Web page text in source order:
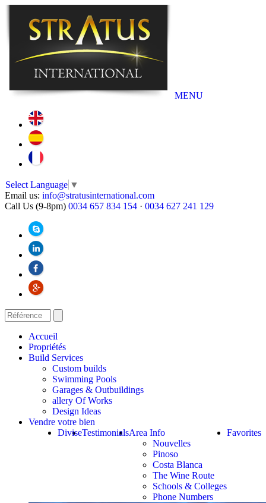
MENU
Select Language ▼
Email us: info@stratusinternational.com
Call Us (9-8pm) 0034 657 834 154 · 0034 627 241 129
Accueil
Propriétés
Build Services
Custom builds
Swimming Pools
Garages & Outbuildings
allery Of Works
Design Ideas
Vendre votre bien
Favorites
Area Info
Nouvelles
Pinoso
Costa Blanca
The Wine Route
Schools & Colleges
Phone Numbers
Testimonials
Divise